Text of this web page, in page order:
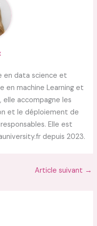
en data science et
en machine Learning et
accompagne les
et le déploiement de
Elle est
depuis 2023.
Article suivant →